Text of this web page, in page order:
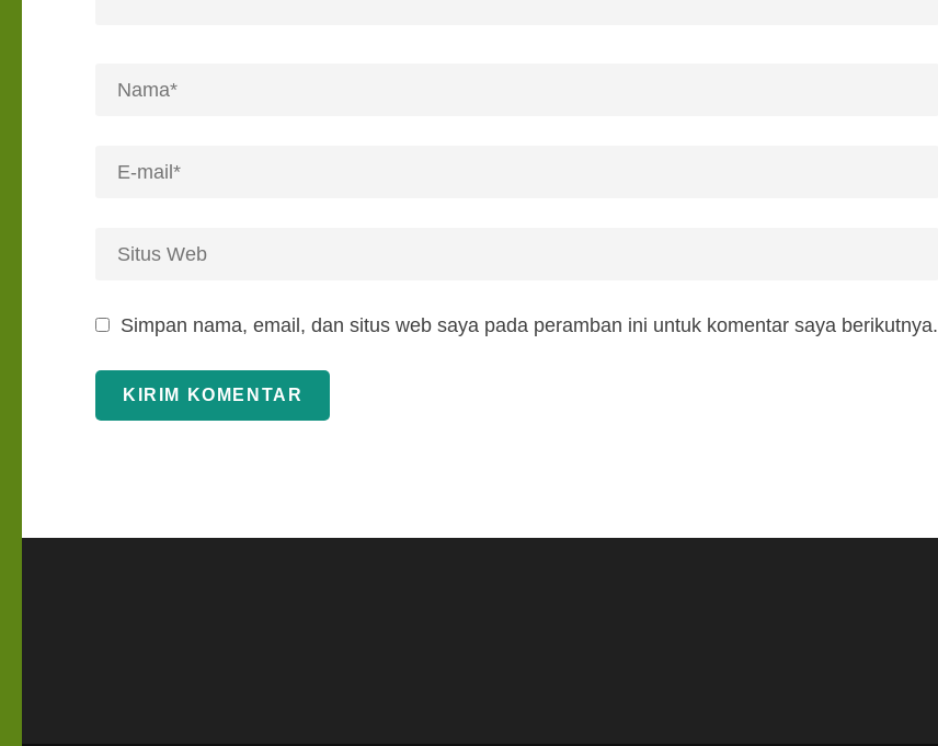
Simpan nama, email, dan situs web saya pada peramban ini untuk komentar saya berikutnya.